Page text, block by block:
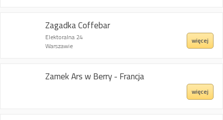
Zagadka Coffebar
Elektoralna 24
Warszawie
więcej
Zamek Ars w Berry - Francja
więcej